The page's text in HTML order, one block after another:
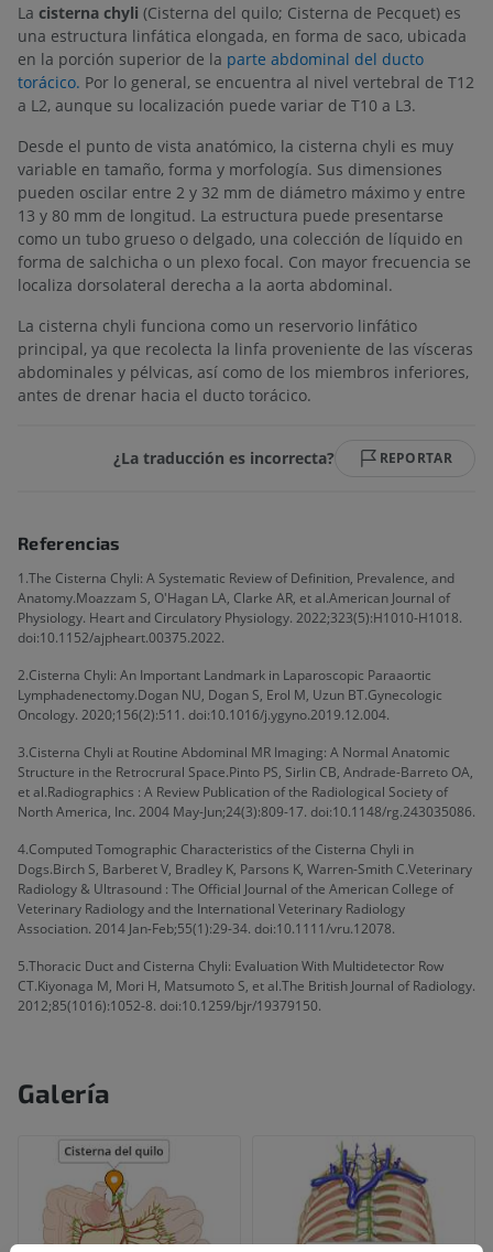
La cisterna chyli (Cisterna del quilo; Cisterna de Pecquet) es
una estructura linfática elongada, en forma de saco, ubicada
en la porción superior de la parte abdominal del ducto
torácico. Por lo general, se encuentra al nivel vertebral de T12
a L2, aunque su localización puede variar de T10 a L3.
Desde el punto de vista anatómico, la cisterna chyli es muy
variable en tamaño, forma y morfología. Sus dimensiones
pueden oscilar entre 2 y 32 mm de diámetro máximo y entre
13 y 80 mm de longitud. La estructura puede presentarse
como un tubo grueso o delgado, una colección de líquido en
forma de salchicha o un plexo focal. Con mayor frecuencia se
localiza dorsolateral derecha a la aorta abdominal.
La cisterna chyli funciona como un reservorio linfático
principal, ya que recolecta la linfa proveniente de las vísceras
abdominales y pélvicas, así como de los miembros inferiores,
antes de drenar hacia el ducto torácico.
¿La traducción es incorrecta? REPORTAR
Referencias
1.The Cisterna Chyli: A Systematic Review of Definition, Prevalence, and
Anatomy.Moazzam S, O'Hagan LA, Clarke AR, et al.American Journal of
Physiology. Heart and Circulatory Physiology. 2022;323(5):H1010-H1018.
doi:10.1152/ajpheart.00375.2022.
2.Cisterna Chyli: An Important Landmark in Laparoscopic Paraaortic
Lymphadenectomy.Dogan NU, Dogan S, Erol M, Uzun BT.Gynecologic
Oncology. 2020;156(2):511. doi:10.1016/j.ygyno.2019.12.004.
3.Cisterna Chyli at Routine Abdominal MR Imaging: A Normal Anatomic
Structure in the Retrocrural Space.Pinto PS, Sirlin CB, Andrade-Barreto OA,
et al.Radiographics : A Review Publication of the Radiological Society of
North America, Inc. 2004 May-Jun;24(3):809-17. doi:10.1148/rg.243035086.
4.Computed Tomographic Characteristics of the Cisterna Chyli in
Dogs.Birch S, Barberet V, Bradley K, Parsons K, Warren-Smith C.Veterinary
Radiology & Ultrasound : The Official Journal of the American College of
Veterinary Radiology and the International Veterinary Radiology
Association. 2014 Jan-Feb;55(1):29-34. doi:10.1111/vru.12078.
5.Thoracic Duct and Cisterna Chyli: Evaluation With Multidetector Row
CT.Kiyonaga M, Mori H, Matsumoto S, et al.The British Journal of Radiology.
2012;85(1016):1052-8. doi:10.1259/bjr/19379150.
Galería